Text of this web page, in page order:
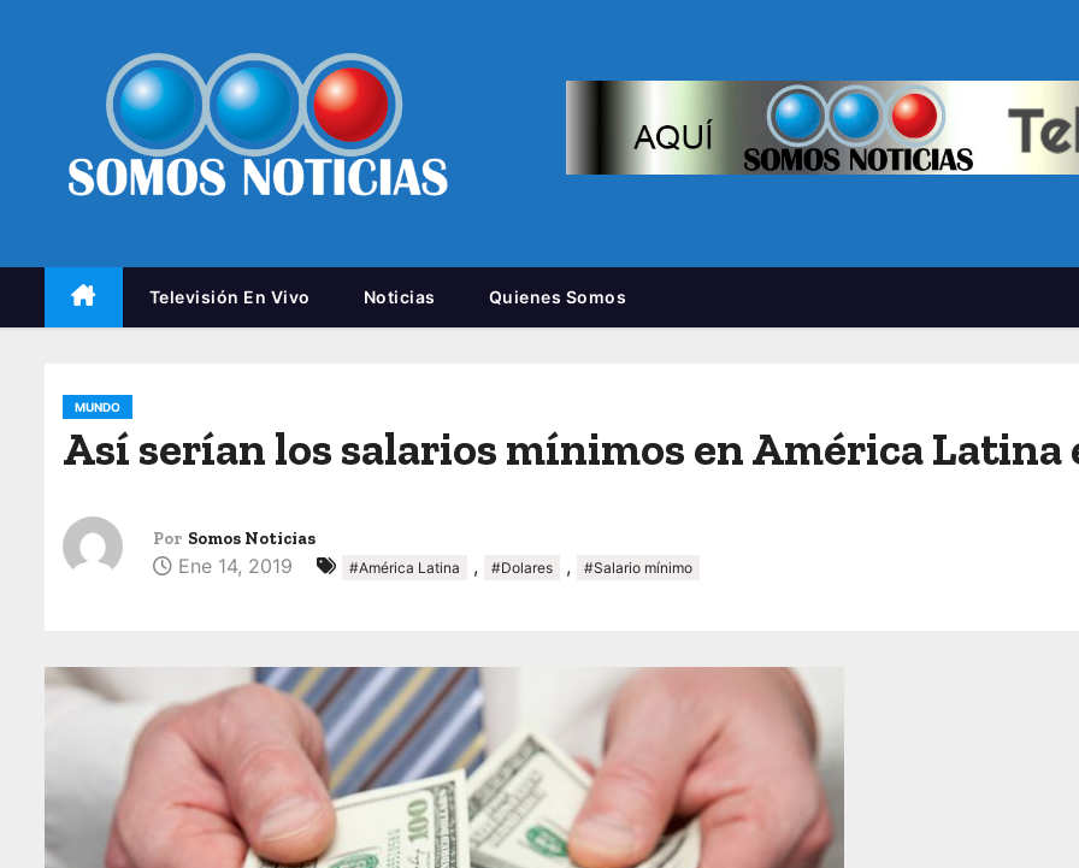
Televisión En Vivo Noticias Quienes Somos
MUNDO
Así serían los salarios mínimos en América Latina
Por Somos Noticias
Ene 14, 2019 #América Latina , #Dolares , #Salario mínimo